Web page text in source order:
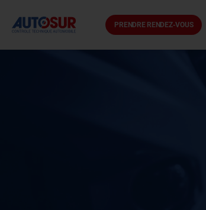
PRENDRE RENDEZ-VOUS